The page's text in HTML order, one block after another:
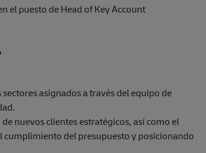
el puesto de Head of Key Account
asignados a través del equipo de
nuevos clientes estratégicos, así como el
del presupuesto y posicionando